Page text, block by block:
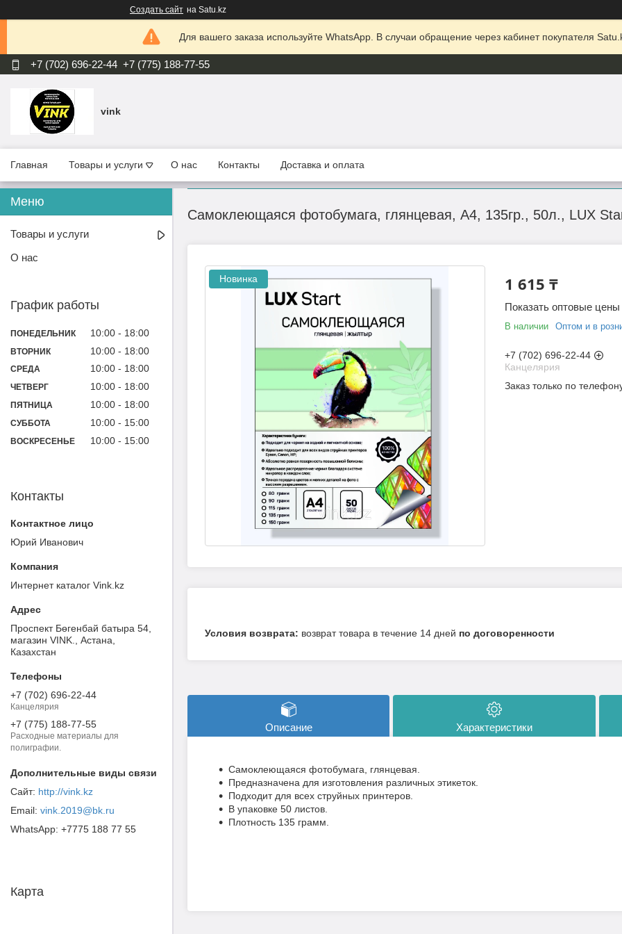
Создать сайт на Satu.kz
Для вашего заказа используйте WhatsApp. В случаи обращение через кабинет покупателя
+7 (702) 696-22-44 +7 (775) 188-77-55
vink
Главная Товары и услуги О нас Контакты Доставка и оплата
Самоклеющаяся фотобумага, глянцевая, А4, 135гр., 50л., LUX
Новинка 1 615 ₸
Показать оптовые цены
В наличии Оптом и в
+7 (702) 696-22-44
Канцелярия
Заказ только по
возврат товара в течение 14 дней по договоренности
Описание Характеристики
Самоклеющаяся фотобумага, глянцевая.
Предназначена для изготовления различных этикеток.
Подходит для всех струйных принтеров.
В упаковке 50 листов.
Плотность 135 грамм.
Товары и услуги
О нас
График работы
ПОНЕДЕЛЬНИК 10:00 18:00
ВТОРНИК 10:00 18:00
СРЕДА 10:00 18:00
ЧЕТВЕРГ 10:00 18:00
ПЯТНИЦА 10:00 18:00
СУББОТА 10:00 15:00
ВОСКРЕСЕНЬЕ 10:00 15:00
Контакты
Юрий Иванович
Интернет каталог Vink.kz
Проспект Бөгенбай батыра 54,
магазин VINK., Астана,
Казахстан
+7 (702) 696-22-44
Канцелярия
+7 (775) 188-77-55
Расходные материалы для
полиграфии.
http://vink.kz
vink.2019@bk.ru
+7775 188 77 55
Карта